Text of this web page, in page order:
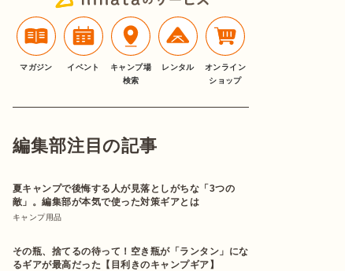
マガジン イベント
キャンプ場
検索
レンタル
オンライン
ショップ
編集部注目の記事
夏キャンプで後悔する人が見落としがちな「3つの
敵」。編集部が本気で使った対策ギアとは
キャンプ用品
その瓶、捨てるの待って！空き瓶が「ランタン」にな
るギアが最高だった【目利きのキャンプギア】